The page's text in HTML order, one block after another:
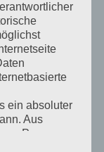
Allgäu
ein absoluter
Aus
Person